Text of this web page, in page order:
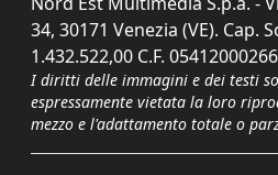
34, 30171 Venezia (VE). Cap.
1.432.522,00 C.F.
I diritti delle immagini e dei testi
espressamente vietata la loro
mezzo e l'adattamento totale o